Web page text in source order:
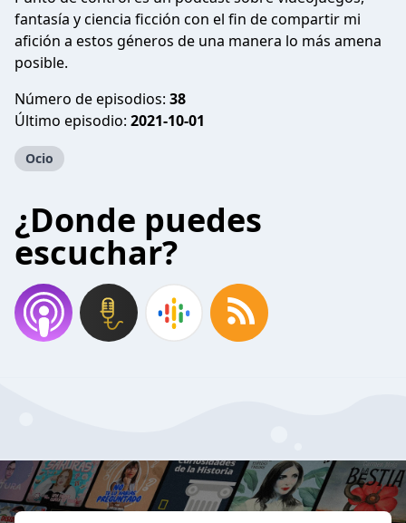
fantasía y ciencia ficción con el fin de compartir mi
afición a estos géneros de una manera lo más amena
posible.
Número de episodios: 38
Último episodio: 2021-10-01
Ocio
¿Donde puedes
escuchar?